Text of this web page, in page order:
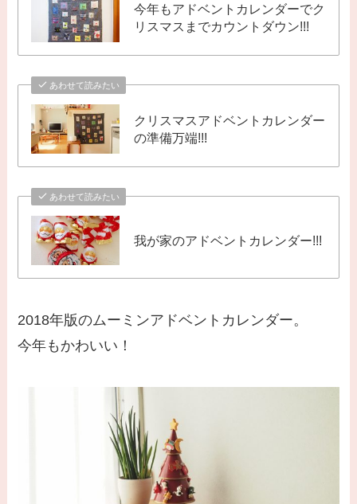
今年もアドベントカレンダーでク
リスマスまでカウントダウン!!!
あわせて読みたい
クリスマスアドベントカレンダー
の準備万端!!!
あわせて読みたい
我が家のアドベントカレンダー!!!
2018年版のムーミンアドベントカレンダー。
今年もかわいい！